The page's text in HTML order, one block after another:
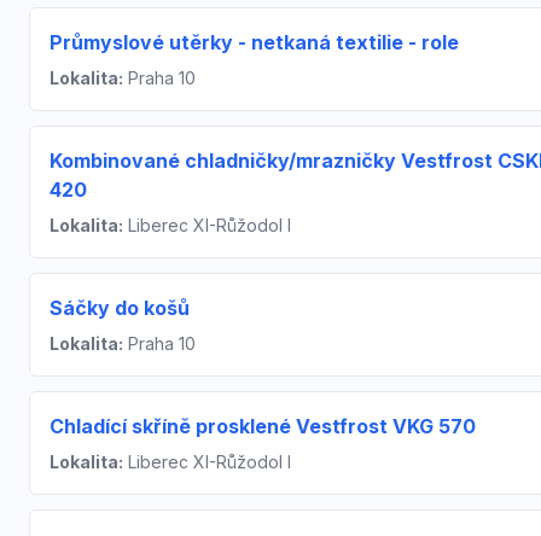
Průmyslové utěrky - netkaná textilie - role
Lokalita: Praha 10
Kombinované chladničky/mrazničky Vestfrost
420
Lokalita: Liberec XI-Růžodol I
Sáčky do košů
Lokalita: Praha 10
Chladící skříně prosklené Vestfrost VKG 570
Lokalita: Liberec XI-Růžodol I